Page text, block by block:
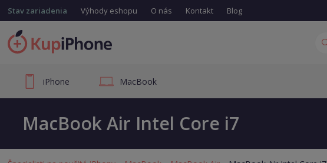
Stav zariadenia Výhody eshopu O nás Kontakt Blog
iPhone MacBook
MacBook Air Intel Core i7